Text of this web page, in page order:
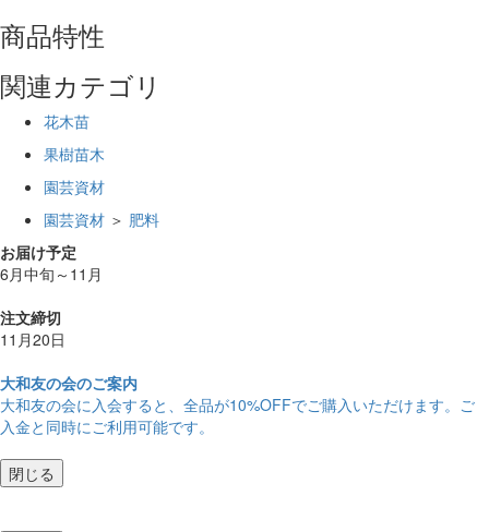
商品特性
関連カテゴリ
花木苗
果樹苗木
園芸資材
園芸資材 ＞ 肥料
お届け予定
6月中旬～11月
注文締切
11月20日
大和友の会のご案内
大和友の会に入会すると、 全品が10%OFFでご購入いただけます。ご
入金と同時にご利用可能です。
閉じる